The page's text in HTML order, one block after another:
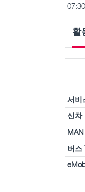
활
서비
신차
버스